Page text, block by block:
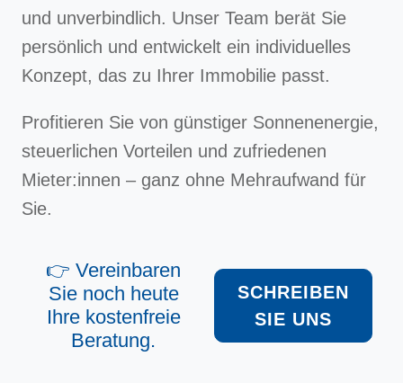
und unverbindlich. Unser Team berät Sie
persönlich und entwickelt ein individuelles
Konzept, das zu Ihrer Immobilie passt.
Profitieren Sie von günstiger Sonnenenergie,
steuerlichen Vorteilen und zufriedenen
Mieter:innen – ganz ohne Mehraufwand für
Sie.
👉 Vereinbaren
Sie noch heute
Ihre kostenfreie
Beratung.
SCHREIBEN
SIE UNS